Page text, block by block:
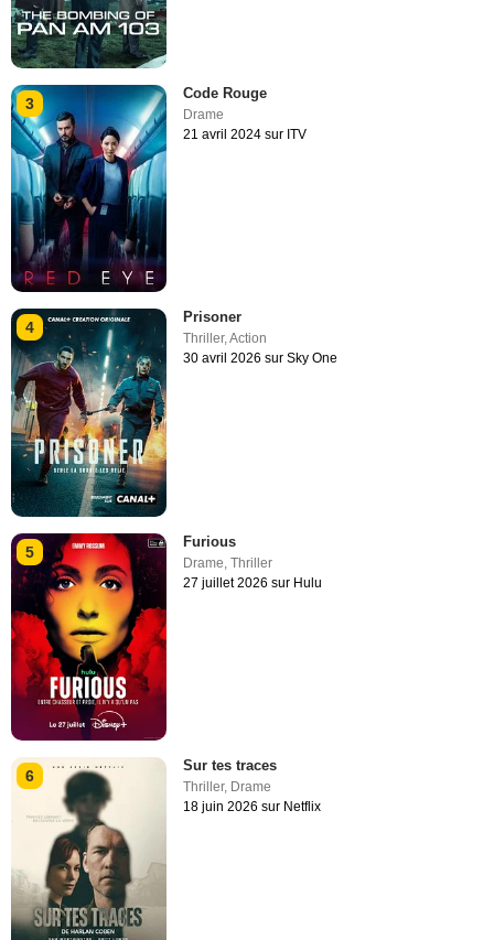
3
Code Rouge
Drame
21 avril 2024 sur ITV
4
Prisoner
Thriller,Action
30 avril 2026 sur Sky One
5
Furious
Drame ,Thriller
27 juillet 2026 sur Hulu
6
Sur tes traces
Thriller, Drame
18 juin 2026 sur Netflix